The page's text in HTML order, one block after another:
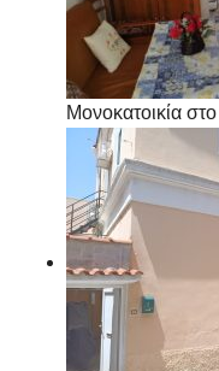
Μονοκατοικία